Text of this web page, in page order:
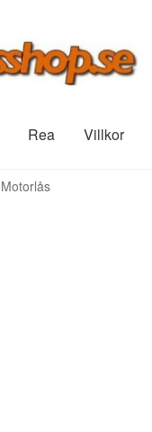
Rea Villkor
Motorlås